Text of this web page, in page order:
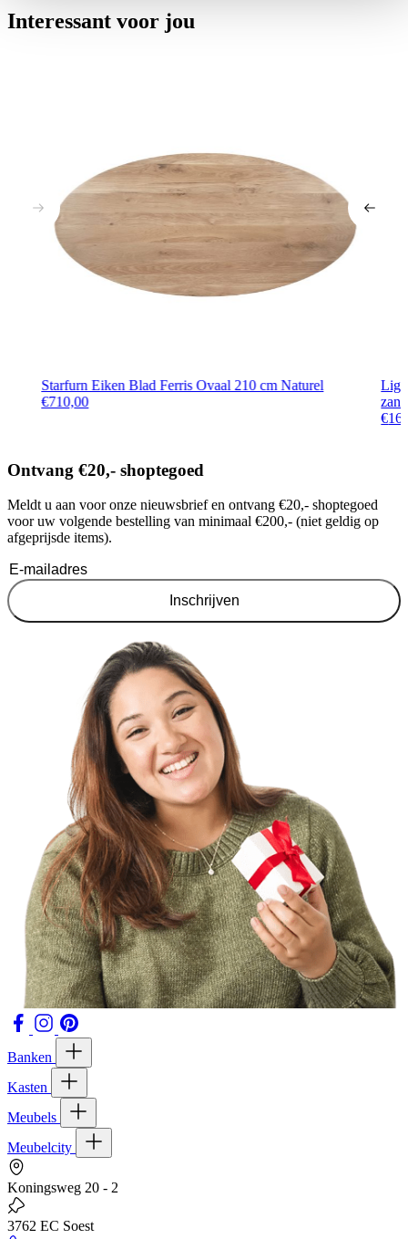
Interessant voor jou
Starfurn Eiken Blad Ferris Ovaal 210 cm Naturel
€710,00
€
Ontvang €20,- shoptegoed
Meldt u aan voor onze nieuwsbrief en ontvang €20,- shoptegoed
voor uw volgende bestelling van minimaal €200,- (niet geldig op
afgeprijsde items).
Inschrijven
Banken
Kasten
Meubels
Meubelcity
Koningsweg 20 - 2
3762 EC Soest